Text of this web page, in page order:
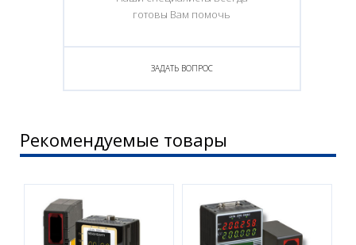
готовы Вам помочь
ЗАДАТЬ ВОПРОС
Рекомендуемые товары